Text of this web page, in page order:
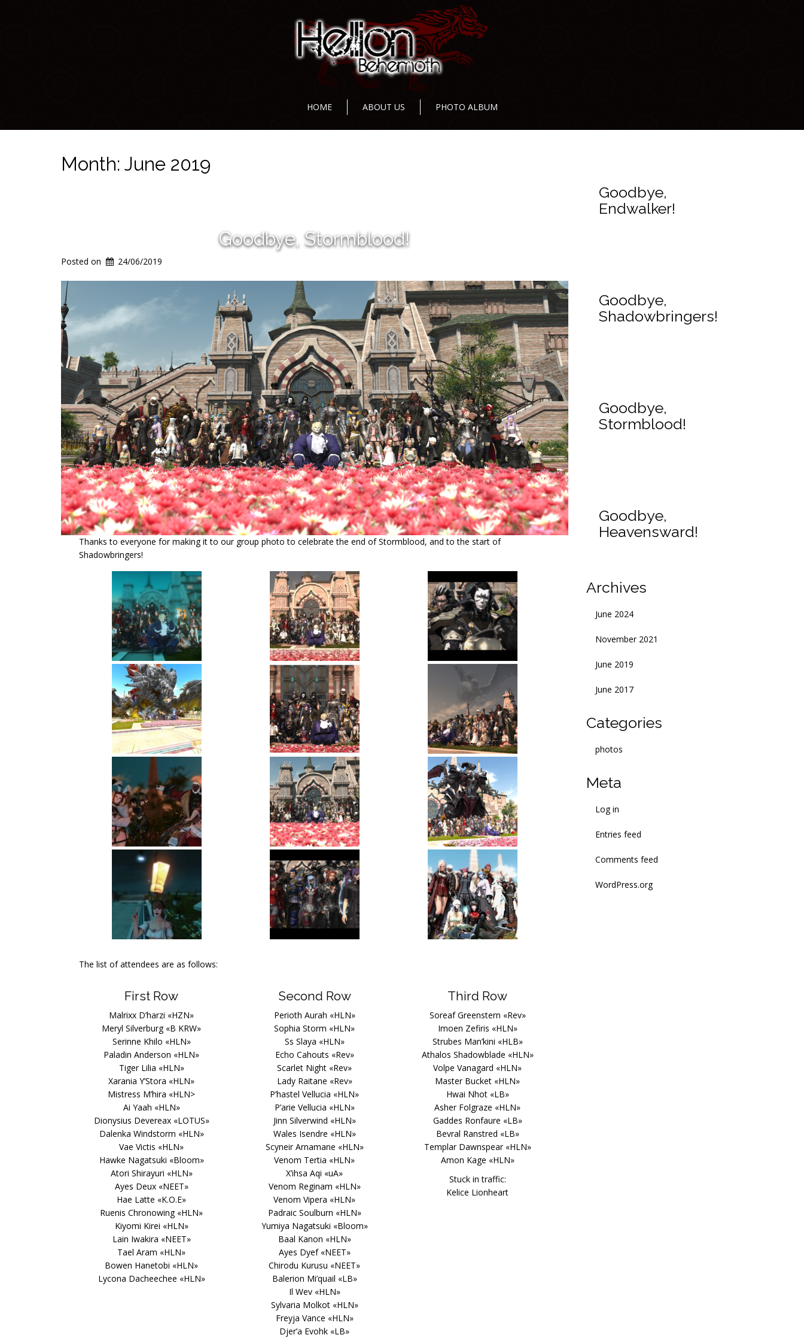
HOME ABOUT US PHOTO ALBUM
Month: June 2019
Goodbye, Stormblood!
Posted on 24/06/2019
Thanks to everyone for making it to our group photo to celebrate the end of Stormblood, and to the start of
Shadowbringers!
The list of attendees are as follows:
First Row
Malrixx D’harzi «HZN»
Meryl Silverburg «B KRW»
Serinne Khilo «HLN»
Paladin Anderson «HLN»
Tiger Lilia «HLN»
Xarania Y’Stora «HLN»
Mistress M’hira «HLN>
Ai Yaah «HLN»
Dionysius Devereax «LOTUS»
Dalenka Windstorm «HLN»
Vae Victis «HLN»
Hawke Nagatsuki «Bloom»
Atori Shirayuri «HLN»
Ayes Deux «NEET»
Hae Latte «K.O.E»
Ruenis Chronowing «HLN»
Kiyomi Kirei «HLN»
Lain Iwakira «NEET»
Tael Aram «HLN»
Bowen Hanetobi «HLN»
Lycona Dacheechee «HLN»
Second Row
Perioth Aurah «HLN»
Sophia Storm «HLN»
Ss Slaya «HLN»
Echo Cahouts «Rev»
Scarlet Night «Rev»
Lady Raitane «Rev»
P’hastel Vellucia «HLN»
P’arie Vellucia «HLN»
Jinn Silverwind «HLN»
Wales Isendre «HLN»
Scyneir Arnamane «HLN»
Venom Tertia «HLN»
X’ihsa Aqi «uA»
Venom Reginam «HLN»
Venom Vipera «HLN»
Padraic Soulburn «HLN»
Yumiya Nagatsuki «Bloom»
Baal Kanon «HLN»
Ayes Dyef «NEET»
Chirodu Kurusu «NEET»
Balerion Mi’quail «LB»
Il Wev «HLN»
Sylvaria Molkot «HLN»
Freyja Vance «HLN»
Djer’a Evohk «LB»
Third Row
Soreaf Greenstern «Rev»
Imoen Zefiris «HLN»
Strubes Man’kini «HLB»
Athalos Shadowblade «HLN»
Volpe Vanagard «HLN»
Master Bucket «HLN»
Hwai Nhot «LB»
Asher Folgraze «HLN»
Gaddes Ronfaure «LB»
Bevral Ranstred «LB»
Templar Dawnspear «HLN»
Amon Kage «HLN»
Stuck in traffic:
Kelice Lionheart
Goodbye,
Endwalker!
Goodbye,
Shadowbringers!
Goodbye,
Stormblood!
Goodbye,
Heavensward!
Archives
June 2024
November 2021
June 2019
June 2017
Categories
photos
Meta
Log in
Entries feed
Comments feed
WordPress.org